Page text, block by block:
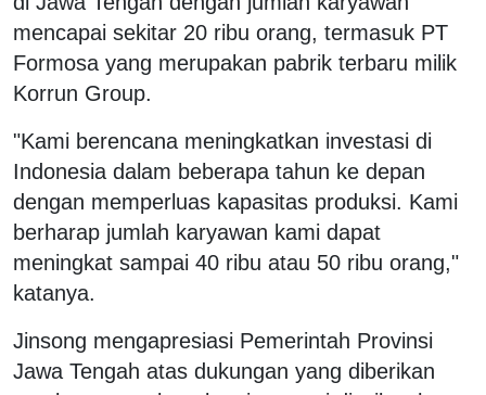
mencapai sekitar 20 ribu orang, termasuk PT
Formosa yang merupakan pabrik terbaru milik
Korrun Group.
"Kami berencana meningkatkan investasi di
Indonesia dalam beberapa tahun ke depan
dengan memperluas kapasitas produksi. Kami
berharap jumlah karyawan kami dapat
meningkat sampai 40 ribu atau 50 ribu orang,"
katanya.
Jinsong mengapresiasi Pemerintah Provinsi
Jawa Tengah atas dukungan yang diberikan